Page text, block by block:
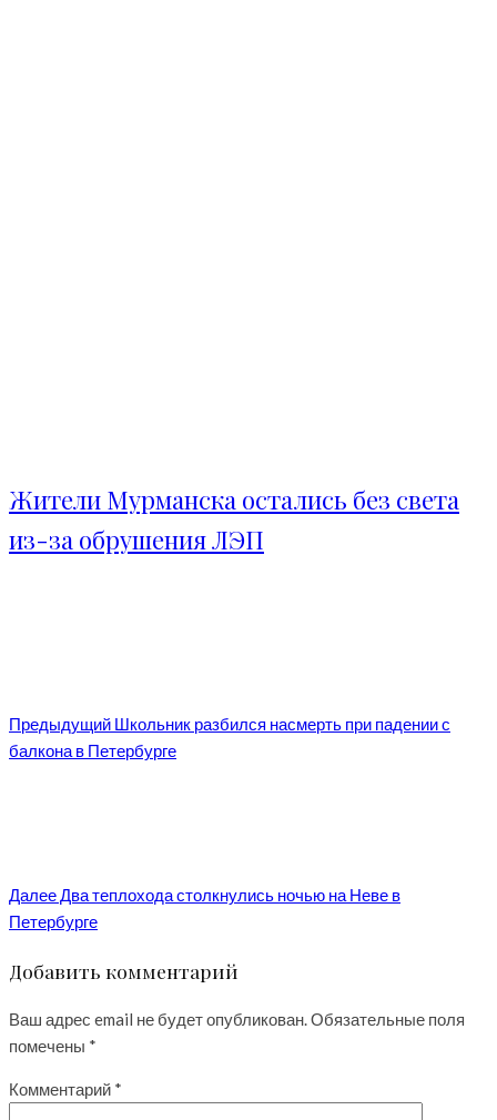
Жители Мурманска остались без света
из-за обрушения ЛЭП
Предыдущий Школьник разбился насмерть при падении с
балкона в Петербурге
ДалееДва теплохода столкнулись ночью на Неве в
Петербурге
Добавить комментарий
Ваш адрес email не будет опубликован.Обязательные поля
помечены *
Комментарий *